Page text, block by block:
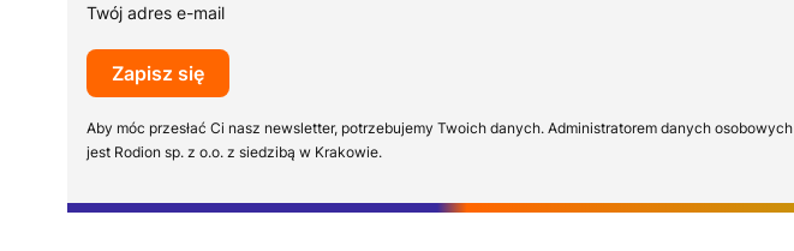
Twój adres e-mail
Zapisz się
Aby móc przesłać Ci nasz newsletter, potrzebujemy Twoich danych. Administratorem danych osobowych
jest Rodion sp. z o.o. z siedzibą w Krakowie.